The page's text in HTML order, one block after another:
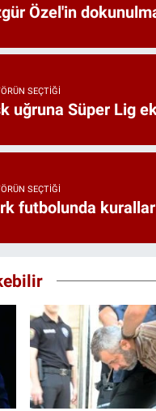
Özel'in
SEÇTIĞI
uğruna Süper Lig
SEÇTIĞI
futbolunda